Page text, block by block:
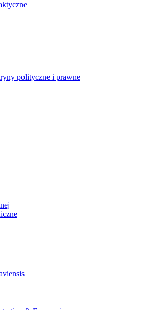
polityczne i prawne